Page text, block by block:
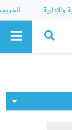
والإدارية